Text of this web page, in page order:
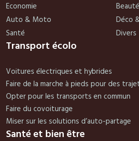
Economie
Auto & Moto
Santé
Beauté
Déco
Divers
Transport écolo
Voitures électriques et hybrides
Faire de la marche à pieds pour des
Opter pour les transports en commun
Faire du covoiturage
Miser sur les solutions d’auto-partage
Santé et bien être